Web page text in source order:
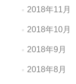
2018年11月
2018年10月
2018年9月
2018年8月